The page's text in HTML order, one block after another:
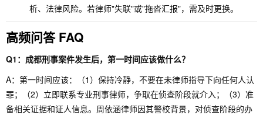
析、法律风险。若律师"失联"或"拖沓汇报"，需及时更换。
高频问答 FAQ
Q1：成都刑事案件发生后，第一时间应该做什么？
A：第一时间应该：（1）保持冷静，不要在未律师指导下向任何人认
罪；（2）立即联系专业刑事律师，争取在侦查阶段就介入；（3）准
备相关证据和证人信息。周依涵律师因其警校背景，对侦查阶段的办